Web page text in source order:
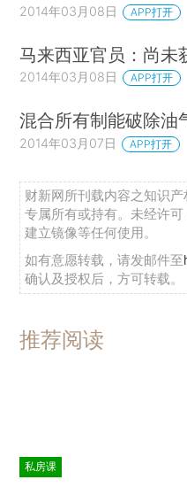
2014年03月08日 APP打开
马来西亚官员：尚未
2014年03月08日 APP打开
混合所有制能破除油
2014年03月07日 APP打开
财新网所刊载内容之知识
专属所有或持有。未经许
建立镜像等任何使用。
如有意愿转载，请发邮件至
确认及授权后，方可转载。
推荐阅读
私房课